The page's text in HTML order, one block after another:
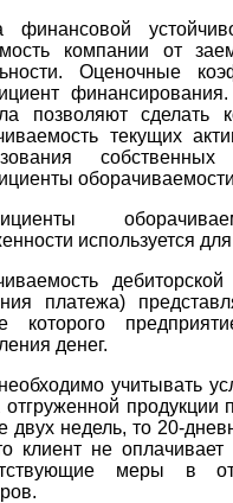
финансовой
компании от
Оценочные
позволяют сделать
текущих
используется
платежа)
которого
денег.
учитывать
отгруженной продукции
двух недель, то 20-
клиент не
меры в